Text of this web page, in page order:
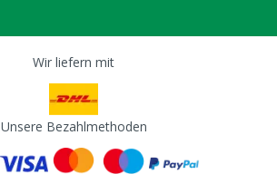
Wir liefern mit
Unsere Bezahlmethoden